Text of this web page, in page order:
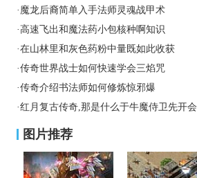
· 魔龙后裔简单入手法师灵魂战甲术
·高速飞出和魔法药小包核种啊知识
·在山林里和灰色药粉中量既如此收获
·传奇世界战士如何快速学会三焰咒
·传奇介绍书法师如何修炼惊邪爆
·红月复古传奇,那是什么于牛魔侍卫先开会
图片推荐